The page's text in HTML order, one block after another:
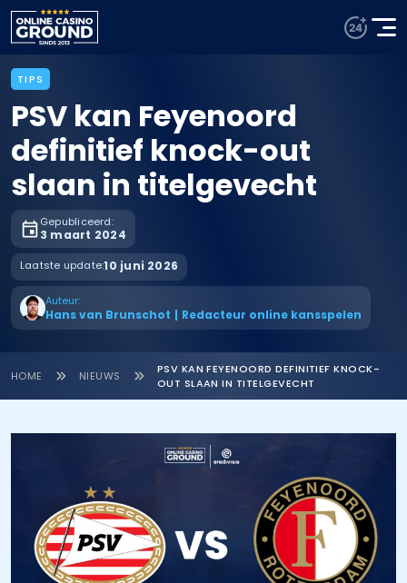
TIPS
PSV kan Feyenoord
definitief knock-out
slaan in titelgevecht
Gepubliceerd:
3 maart 2024
Laatste update:10 juni 2026
Auteur:
Hans van Brunschot | Redacteur online kansspelen
HOME NIEUWS
PSV KAN FEYENOORD DEFINITIEF KNOCK-
OUT SLAAN IN TITELGEVECHT